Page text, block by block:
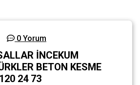
0 Yorum
İNCEKUM
BETON KESME
24 73